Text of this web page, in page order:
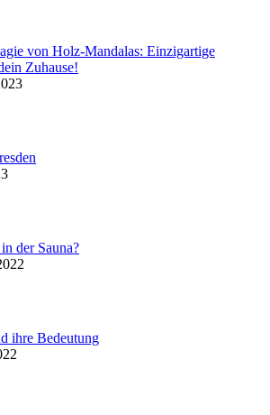
von Holz-Mandalas: Einzigartige
Zuhause!
der Sauna?
ihre Bedeutung